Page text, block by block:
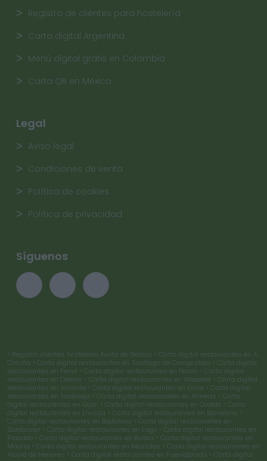
Registro de clientes para hostelería
Carta digital Argentina
Menú digital gratis en Colombia
Carta QR en México
Legal
Aviso legal
Condiciones de venta
Política de cookies
Política de privacidad
Síguenos
> Registro clientes hostelería Xunta de Galicia > Carta digital restaurantes en A
Coruña > Carta digital restaurantes en Santiago de Compostela > Carta digital
restaurantes en Ferrol > Carta digital restaurantes en Narón > Carta digital
restaurantes en Oleiros > Carta digital restaurantes en Albacete > Carta digital
restaurantes en Alicante > Carta digital restaurantes en Elche > Carta digital
restaurantes en Torrevieja > Carta digital restaurantes en Almería > Carta
digital restaurantes en Gijón > Carta digital restaurantes en Oviedo > Carta
digital restaurantes en Eivissa > Carta digital restaurantes en Barcelona >
Carta digital restaurantes en Badalona > Carta digital restaurantes en
Santander > Carta digital restaurantes en Lugo > Carta digital restaurantes en
Ribadeo > Carta digital restaurantes en Burela > Carta digital restaurantes en
Madrid > Carta digital restaurantes en Móstoles > Carta digital restaurantes en
Alcalá de Henares > Carta digital restaurantes en Fuenlabrada > Carta digital